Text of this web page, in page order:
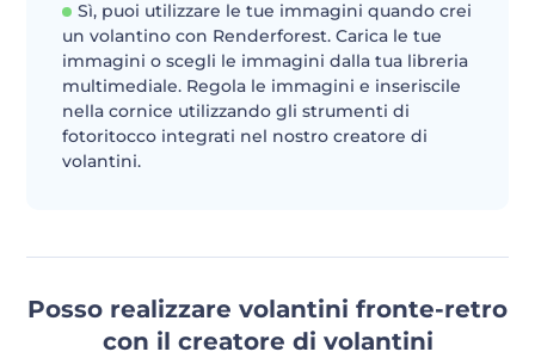
Sì, puoi utilizzare le tue immagini quando crei
un volantino con Renderforest. Carica le tue
immagini o scegli le immagini dalla tua libreria
multimediale. Regola le immagini e inseriscile
nella cornice utilizzando gli strumenti di
fotoritocco integrati nel nostro creatore di
volantini.
Posso realizzare volantini fronte-retro
con il creatore di volantini